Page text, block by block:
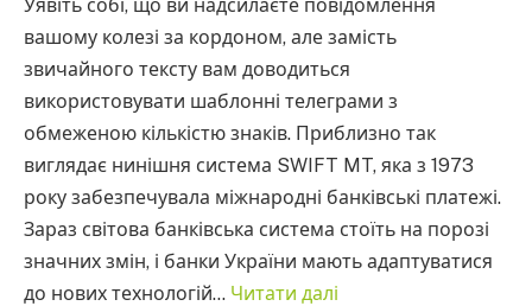
Уявіть собі, що ви надсилаєте повідомлення
вашому колезі за кордоном, але замість
звичайного тексту вам доводиться
використовувати шаблонні телеграми з
обмеженою кількістю знаків. Приблизно так
виглядає нинішня система SWIFT MT, яка з 1973
року забезпечувала міжнародні банківські платежі.
Зараз світова банківська система стоїть на порозі
значних змін, і банки України мають адаптуватися
до нових технологій… Читати далі